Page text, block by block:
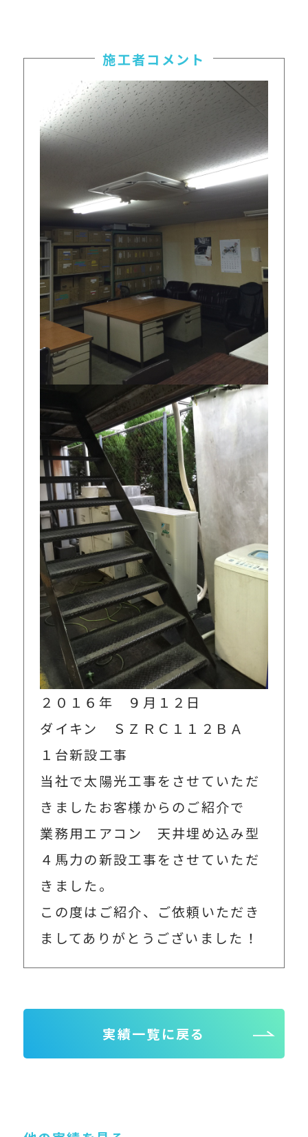
施工者コメント
２０１６年 ９月１２日
ダイキン ＳＺＲＣ１１２ＢＡ
１台新設工事
当社で太陽光工事をさせていただ
きましたお客様からのご紹介で
業務用エアコン 天井埋め込み型
４馬力の新設工事をさせていただ
きました。
この度はご紹介、ご依頼いただき
ましてありがとうございました！
実績一覧に戻る